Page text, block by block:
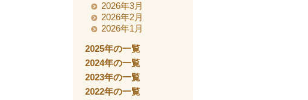
2026年3月
2026年2月
2026年1月
2025年の一覧
2024年の一覧
2023年の一覧
2022年の一覧